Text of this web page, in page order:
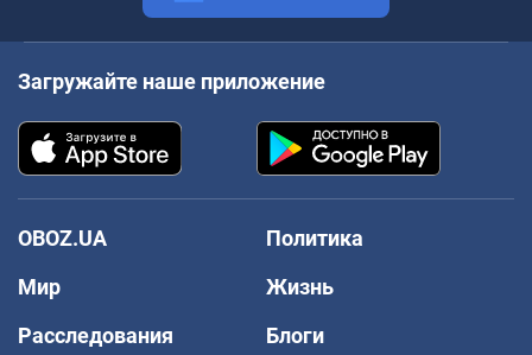
Загружайте наше приложение
OBOZ.UA
Политика
Мир
Жизнь
Расследования
Блоги